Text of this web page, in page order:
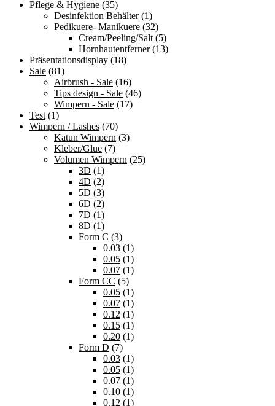
Pflege & Hygiene (35)
Desinfektion Behälter (1)
Pedikuere- Manikuere (32)
Cream/Peeling/Salt (5)
Hornhautentferner (13)
Präsentationsdisplay (18)
Sale (81)
Airbrush - Sale (16)
Tips design - Sale (46)
Wimpern - Sale (17)
Test (1)
Wimpern / Lashes (70)
Katun Wimpern (3)
Kleber/Glue (7)
Volumen Wimpern (25)
3D (1)
4D (2)
5D (3)
6D (2)
7D (1)
8D (1)
Form C (3)
0.03 (1)
0.05 (1)
0.07 (1)
Form CC (5)
0.05 (1)
0.07 (1)
0.12 (1)
0.15 (1)
0.20 (1)
Form D (7)
0.03 (1)
0.05 (1)
0.07 (1)
0.10 (1)
0.12 (1)